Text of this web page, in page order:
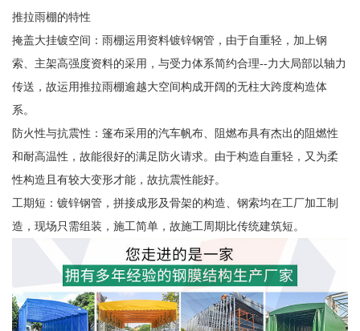
推拉雨棚的特性
掩盖大挂镀空间：雨棚运用资料镀锌钢管，由于自重轻，加上钢
索、主架高强度资料的采用，与受力体系简约合理--力大局部以轴力
传送，故运用推拉雨棚逾越大空间构成开阔的无柱大跨度构造体
系。
防火性与抗震性：篷布采用的汽车帆布、阻燃布具有杰出的阻燃性
和耐高温性，故能很好的满足防火请求。由于构造自重轻，又为柔
性构造且有较大变形才能，故抗震性能好。
工期短：镀锌钢管，拼接成形及骨架的构造、钢索均在工厂加工制
造，现场只需组装，施工简单，故施工周期比传统建筑短。